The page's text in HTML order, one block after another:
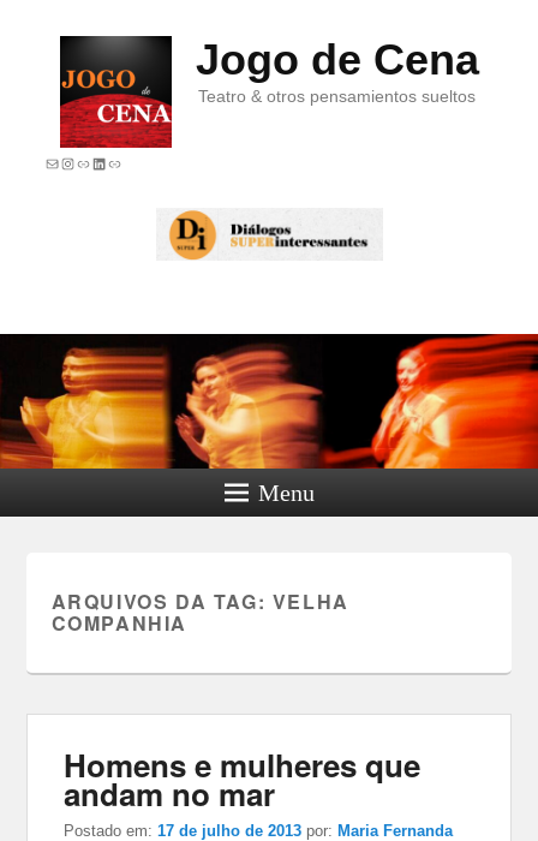
Jogo de Cena
Teatro & otros pensamientos sueltos
E-mailInstagram
LinkLinkedIn
Link
Menu
ARQUIVOS DA TAG: VELHA
COMPANHIA
Homens e mulheres que
andam no mar
Postado em:17 de julho de 2013 por:Maria Fernanda